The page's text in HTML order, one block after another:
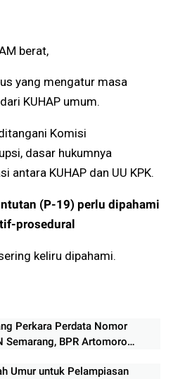
berat,
yang mengatur masa
KUHAP umum.
Komisi
dasar hukumnya
antara KUHAP dan UU KPK.
(P-19) perlu dipahami
prosedural
keliru dipahami.
Perkara Perdata Nomor
BPR Artomoro
Umur untuk Pelampiasan